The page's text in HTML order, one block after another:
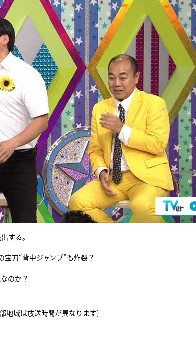
する。
刀“背中ジャンプ”も炸裂？
のか？
域は放送時間が異なります）